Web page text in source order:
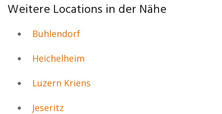
Weitere Locations in der Nähe
Buhlendorf
Heichelheim
Luzern Kriens
Jeseritz